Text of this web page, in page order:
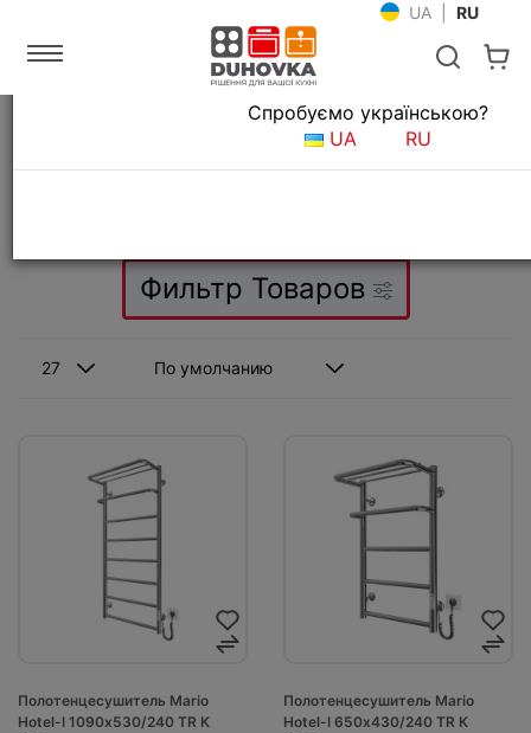
UA RU
Сантехника для ванной Полотенцесушители
Язык магазина
Спробуємо українською?
UA
RU
Фильтр Товаров
Полотенцесушитель Mario
Hotel-І 1090х530/240 TR К
Полотенцесушитель Mario
Hotel-І 650х430/240 TR К